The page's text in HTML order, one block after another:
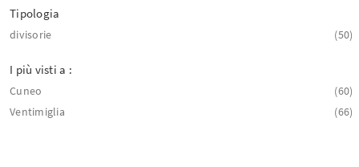
Tipologia
divisorie 50
I più visti a :
Cuneo
60
Ventimiglia
66